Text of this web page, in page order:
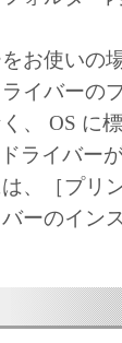
the
directly
computers
abide by
restrictions
お使いの
イバーの
、 OS に
ライバー
、［プリ
ーのイン